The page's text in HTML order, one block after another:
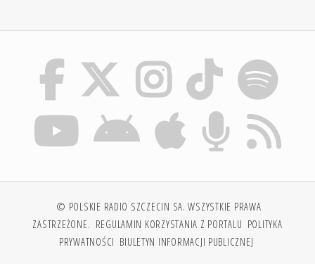
© POLSKIE RADIO SZCZECIN SA. WSZYSTKIE PRAWA
ZASTRZEŻONE. REGULAMIN KORZYSTANIA Z PORTALU POLITYKA
PRYWATNOŚCI BIULETYN INFORMACJI PUBLICZNEJ